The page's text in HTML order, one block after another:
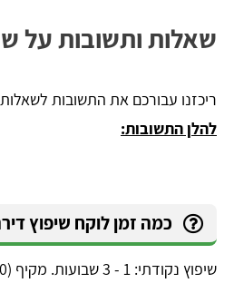
​שאלות ותשובות על
​ריכזנו עבורכם את התשובות
להלן התשובות:
כמה זמן לוקח שיפוץ